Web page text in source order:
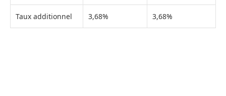
Taux additionnel 3,68% 3,68%